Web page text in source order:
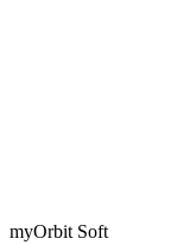
myOrbit Soft